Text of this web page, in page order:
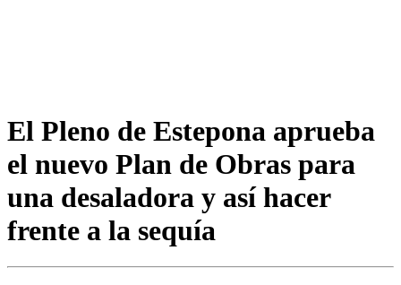
El Pleno de Estepona aprueba
el nuevo Plan de Obras para
una desaladora y así hacer
frente a la sequía